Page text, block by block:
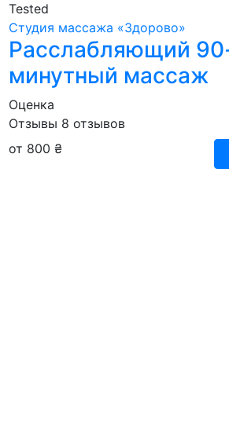
Tested
Студия массажа «‎‎Здорово»
Расслабляющий
минутный массаж
Оценка
Отзывы 8 отзывов
от 800 ₴